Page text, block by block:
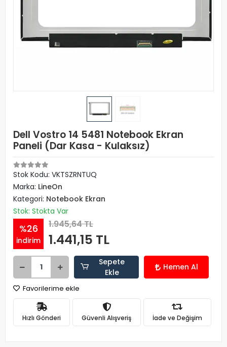
Dell Vostro 14 5481 Notebook Ekran
Paneli (Dar Kasa - Kulaksız)
Stok Kodu: VKTSZRNTUQ
Marka: LineOn
Kategori: Notebook Ekran
Stok: Stokta Var
%26
indirim
1.945,64 TL
1.441,15 TL
Sepete
Ekle
Hemen Al
Favorilerime ekle
Hızlı Gönderi Güvenli Alışveriş İade ve Değişim